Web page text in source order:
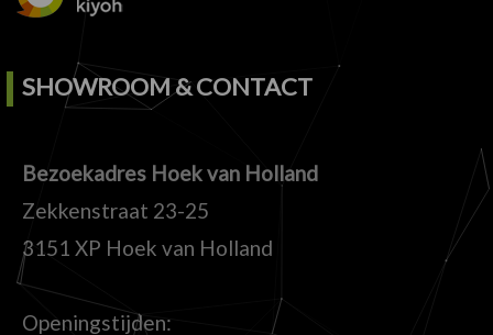
SHOWROOM & CONTACT
Bezoekadres Hoek van Holland
Zekkenstraat 23-25
3151 XP Hoek van Holland
Openingstijden: